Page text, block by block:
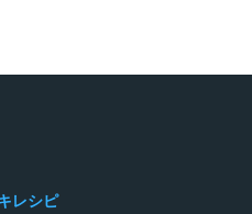
レシピ